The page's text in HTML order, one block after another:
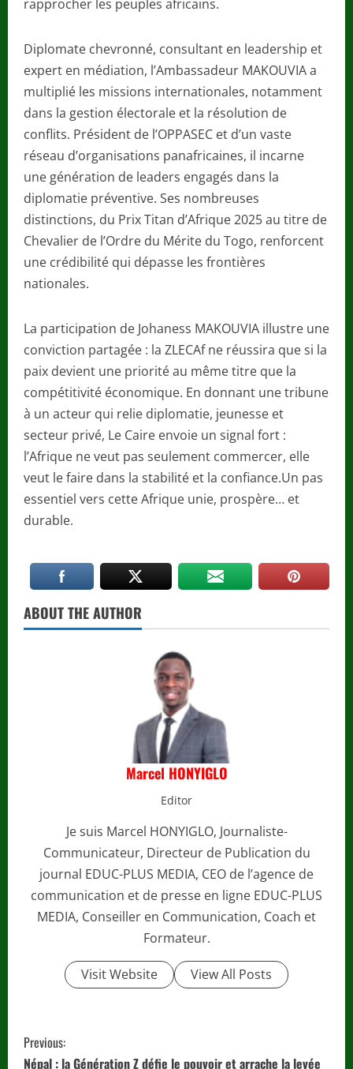
rapprocher les peuples africains.
Diplomate chevronné, consultant en leadership et
expert en médiation, l’Ambassadeur MAKOUVIA a
multiplié les missions internationales, notamment
dans la gestion électorale et la résolution de
conflits. Président de l’OPPASEC et d’un vaste
réseau d’organisations panafricaines, il incarne
une génération de leaders engagés dans la
diplomatie préventive. Ses nombreuses
distinctions, du Prix Titan d’Afrique 2025 au titre de
Chevalier de l’Ordre du Mérite du Togo, renforcent
une crédibilité qui dépasse les frontières
nationales.
La participation de Johaness MAKOUVIA illustre une
conviction partagée : la ZLECAf ne réussira que si la
paix devient une priorité au même titre que la
compétitivité économique. En donnant une tribune
à un acteur qui relie diplomatie, jeunesse et
secteur privé, Le Caire envoie un signal fort :
l’Afrique ne veut pas seulement commercer, elle
veut le faire dans la stabilité et la confiance.Un pas
essentiel vers cette Afrique unie, prospère… et
durable.
ABOUT THE AUTHOR
Marcel HONYIGLO
Editor
Je suis Marcel HONYIGLO, Journaliste-
Communicateur, Directeur de Publication du
journal EDUC-PLUS MEDIA, CEO de l’agence de
communication et de presse en ligne EDUC-PLUS
MEDIA, Conseiller en Communication, Coach et
Formateur.
Visit Website View All Posts
C
Previous:
Népal : la Génération Z défie le pouvoir et arrache la levée